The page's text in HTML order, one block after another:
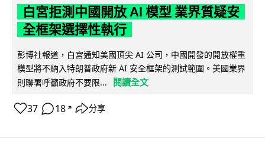
白宮拒測中國開放 AI 模型 業界質疑安
全框架選擇性執行
彭博社報道，白宮通知美國頂尖 AI 公司，中國開發的開放權重
模型將不納入特朗普政府新 AI 安全框架的測試範圍。美國業界
則聯署呼籲政府不要限...
閱讀全文
37 18 ↗ 分享